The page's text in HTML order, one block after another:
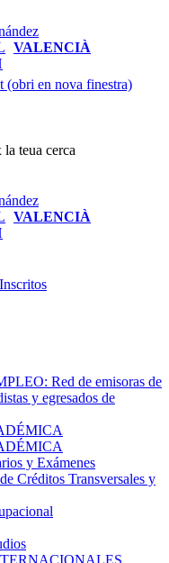
VALENCIÀ
(obri en nova finestra)
teua cerca
VALENCIÀ
Red de emisoras de
y egresados de
y Exámenes
Créditos Transversales y